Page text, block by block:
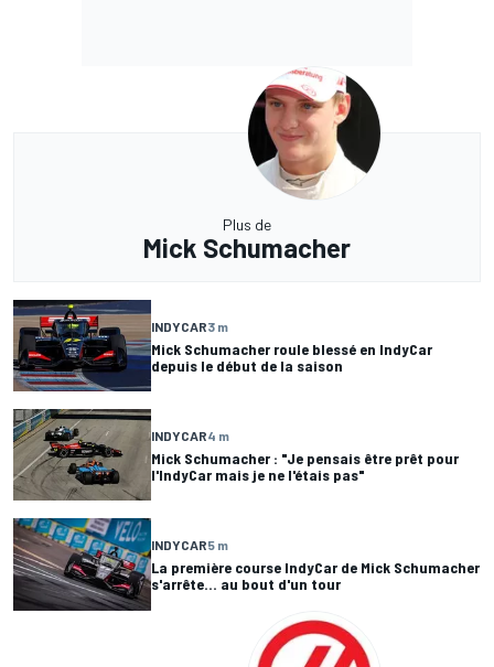
Plus de
Mick Schumacher
INDYCAR3 m
Mick Schumacher roule blessé en IndyCar
depuis le début de la saison
INDYCAR4 m
Mick Schumacher : "Je pensais être prêt pour
l'IndyCar mais je ne l'étais pas"
INDYCAR5 m
La première course IndyCar de Mick Schumacher
s'arrête... au bout d'un tour